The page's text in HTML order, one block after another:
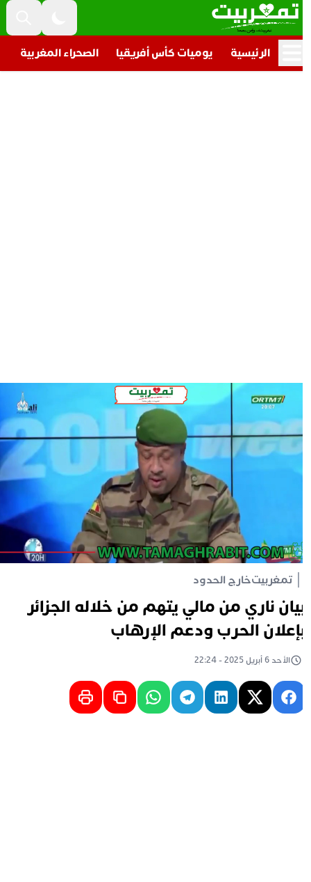
الرئيسية يوميات كأس أفريقيا الصحراء المغربية
تمغربيتخارج الحدود
ناري من مالي يتهم من خلاله الجزائر
الحرب ودعم الإرهاب
الأحد 6 أبريل 2025 - 22:24